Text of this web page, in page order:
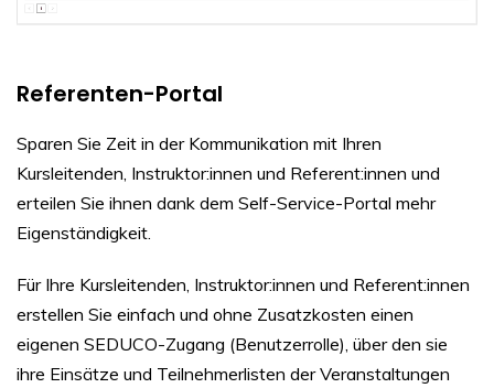
Referenten-Portal
Sparen Sie Zeit in der Kommunikation mit Ihren
Kursleitenden, Instruktor:innen und Referent:innen und
erteilen Sie ihnen dank dem Self-Service-Portal mehr
Eigenständigkeit.
Für Ihre Kursleitenden, Instruktor:innen und Referent:innen
erstellen Sie einfach und ohne Zusatzkosten einen
eigenen SEDUCO-Zugang (Benutzerrolle), über den sie
ihre Einsätze und Teilnehmerlisten der Veranstaltungen